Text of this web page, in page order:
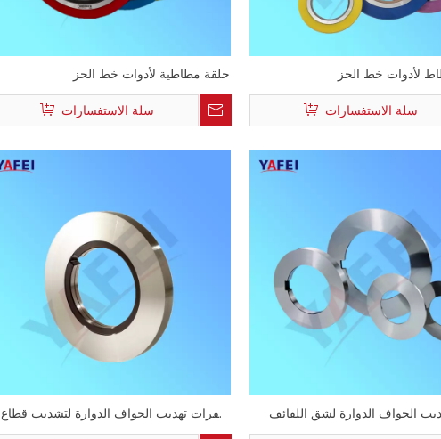
لأدوات خط الحز
سلة الاستفسارات
حلقة مطاطية لأدوات خط الحز
سلة الاستفسارات
الحواف الدوارة لشق اللفائف
شفرات تهذيب الحواف الدوارة لتشذيب قطاع
الفولاذ